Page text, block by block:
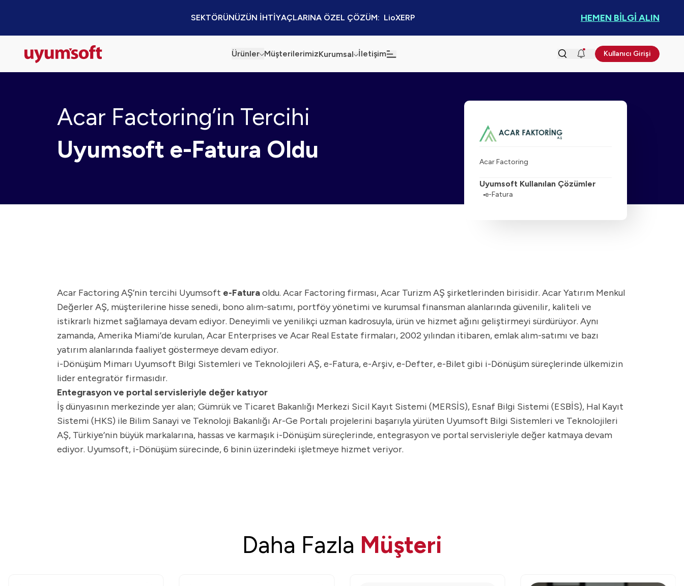
SEKTÖRÜNÜZÜN İHTİYAÇLARINA ÖZEL ÇÖZÜM:  LioXERP HEMEN BİLGİ ALIN
Ürünler MüşterilerimizKurumsal
Sürdürülebilirlik
Bilgi Güvenliği
İletişim Kullanıcı Girişi
Acar Factoring’in Tercihi
Uyumsoft e-Fatura Oldu
Acar Factoring
Uyumsoft Kullanılan Çözümler
e-Fatura
Acar Factoring AŞ’nin tercihi Uyumsoft e-Faturaoldu. Acar Factoring firması, Acar Turizm AŞ şirketlerinden birisidir. Acar Yatırım Menkul
Değerler AŞ, müşterilerine hisse senedi, bono alım-satımı, portföy yönetimi ve kurumsal finansman alanlarında güvenilir, kaliteli ve
istikrarlı hizmet sağlamaya devam ediyor. Deneyimli ve yenilikçi uzman kadrosuyla, ürün ve hizmet ağını geliştirmeyi sürdürüyor. Aynı
zamanda, Amerika Miami’de kurulan, Acar Enterprises ve Acar Real Estate firmaları, 2002 yılından itibaren, emlak alım-satımı ve bazı
yatırım alanlarında faaliyet göstermeye devam ediyor.
i-Dönüşüm Mimarı Uyumsoft Bilgi Sistemleri ve Teknolojileri AŞ, e-Fatura, e-Arşiv, e-Defter, e-Bilet gibi i-Dönüşüm süreçlerinde ülkemizin
lider entegratör firmasıdır.
Entegrasyon ve portal servisleriyle değer katıyor
İş dünyasının merkezinde yer alan; Gümrük ve Ticaret Bakanlığı Merkezi Sicil Kayıt Sistemi (MERSİS), Esnaf Bilgi Sistemi (ESBİS), Hal Kayıt
Sistemi (HKS) ile Bilim Sanayi ve Teknoloji Bakanlığı Ar-Ge Portalı projelerini başarıyla yürüten Uyumsoft Bilgi Sistemleri ve Teknolojileri
AŞ, Türkiye’nin büyük markalarına, hassas ve karmaşık i-Dönüşüm süreçlerinde, entegrasyon ve portal servisleriyle değer katmaya devam
ediyor. Uyumsoft, i-Dönüşüm sürecinde, 6 binin üzerindeki işletmeye hizmet veriyor.
Daha Fazla Müşteri